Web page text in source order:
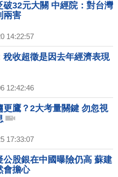
破32元大關 中經院：對台灣
兩害
14:22:57
稅收超徵是因去年經濟表現
12:42:46
更鷹？2大考量關鍵 勿忽視
17:33:07
公股銀在中國曝險仍高 蘇建
會擔心